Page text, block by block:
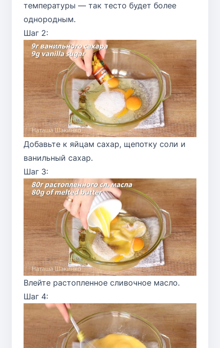
температуры — так тесто будет более
однородным.
Шаг 2:
Добавьте к яйцам сахар, щепотку соли и
ванильный сахар.
Шаг 3:
Влейте растопленное сливочное масло.
Шаг 4: